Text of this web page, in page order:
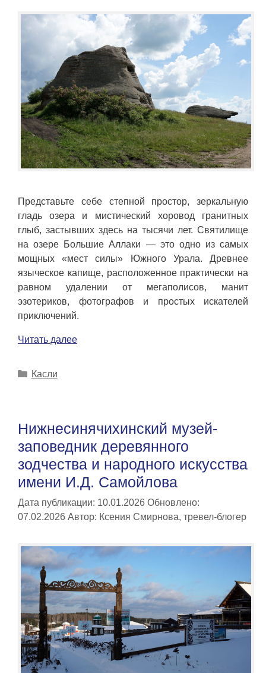
Представьте себе степной простор, зеркальную
гладь озера и мистический хоровод гранитных
глыб, застывших здесь на тысячи лет. Святилище
на озере Большие Аллаки — это одно из самых
мощных «мест силы» Южного Урала. Древнее
языческое капище, расположенное практически на
равном удалении от мегаполисов, манит
эзотериков, фотографов и простых искателей
приключений.
Читать далее
Рубрики
Касли
Нижнесинячихинский музей-
заповедник деревянного
зодчества и народного искусства
имени И.Д. Самойлова
Дата публикации: 10.01.2026 Обновлено:
07.02.2026 Автор: Ксения Смирнова, тревел-блогер